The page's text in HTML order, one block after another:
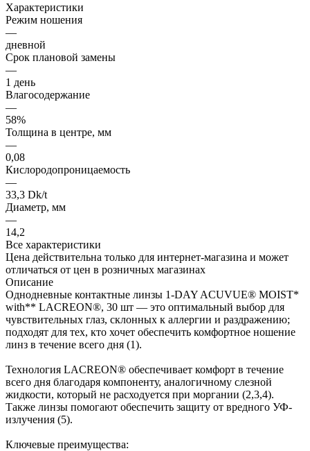
Характеристики
Режим ношения
—
дневной
Срок плановой замены
—
1 день
Влагосодержание
—
58%
Толщина в центре, мм
—
0,08
Кислородопроницаемость
—
33,3 Dk/t
Диаметр, мм
—
14,2
Все характеристики
Цена действительна только для интернет-магазина и может
отличаться от цен в розничных магазинах
Описание
Однодневные контактные линзы 1-DAY ACUVUE® MOIST*
with** LACREON®, 30 шт — это оптимальный выбор для
чувствительных глаз, склонных к аллергии и раздражению;
подходят для тех, кто хочет обеспечить комфортное ношение
линз в течение всего дня (1).
Технология LACREON® обеспечивает комфорт в течение
всего дня благодаря компоненту, аналогичному слезной
жидкости, который не расходуется при моргании (2,3,4).
Также линзы помогают обеспечить защиту от вредного УФ-
излучения (5).
Ключевые преимущества: